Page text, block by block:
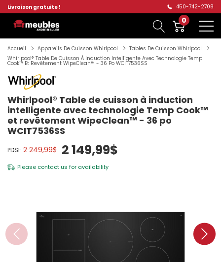
Livraison gratuite ! 450-742-2708
0
Accueil Appareils De Cuisson Whirlpool
Tables De Cuisson Whirlpool
Whirlpool® Table De Cuisson À Induction Intelligente Avec Technologie Temp
Cook™ Et Revêtement WipeClean™ - 36 Po WCIT7536SS
Whirlpool® Table de cuisson à induction
intelligente avec technologie Temp Cook™
et revêtement WipeClean™ - 36 po
WCIT7536SS
PDSF 2 249,99$ 2 149,99$
Please contact us for availability